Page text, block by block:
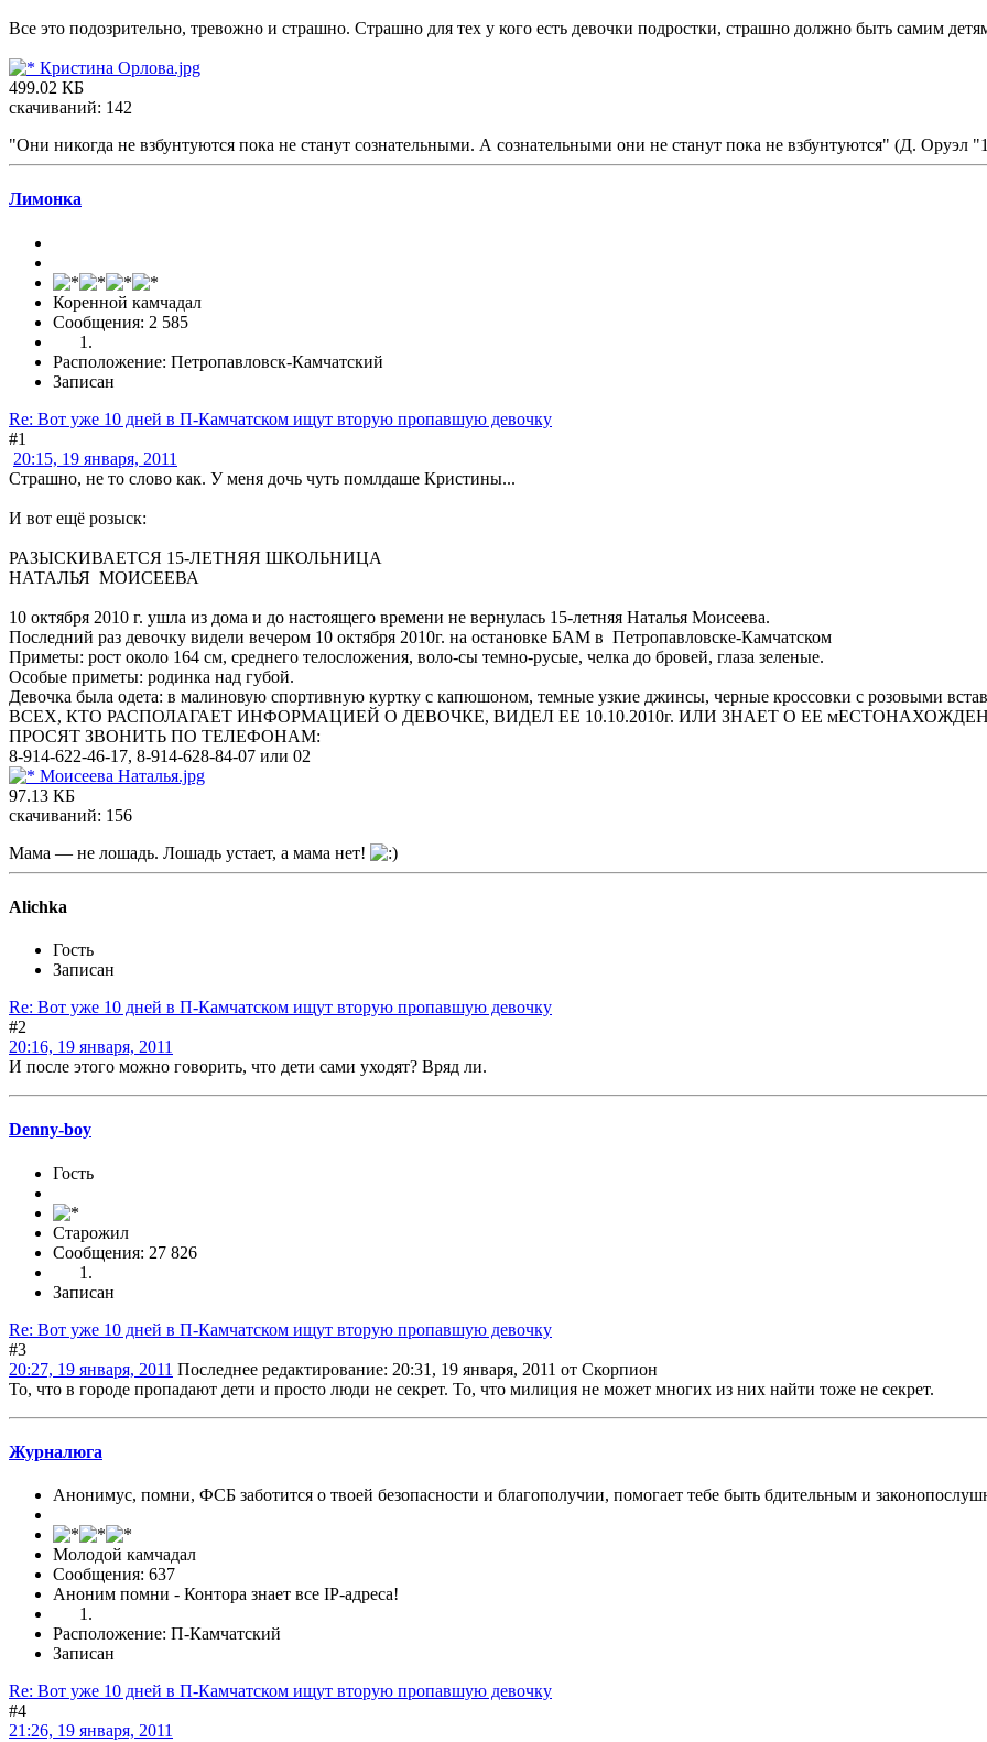
Все это подозрительно, тревожно и страшно. Страшно для тех у кого есть девочки подростки, страшно должно быть самим
Кристина Орлова.jpg
499.02 КБ
скачиваний: 142
"Они никогда не взбунтуются пока не станут сознательными. А сознательными они не станут пока не взбунтуются" (Д. Оруэл
Лимонка
Коренной камчадал
Сообщения: 2 585
Расположение: Петропавловск-Камчатский
Записан
Re: Вот уже 10 дней в П-Камчатском ищут вторую пропавшую девочку
#1
20:15, 19 января, 2011
Страшно, не то слово как. У меня дочь чуть помлдаше Кристины...
И вот ещё розыск:
РАЗЫСКИВАЕТСЯ 15-ЛЕТНЯЯ ШКОЛЬНИЦА
НАТАЛЬЯ МОИСЕЕВА
10 октября 2010 г. ушла из дома и до настоящего времени не вернулась 15-летняя Наталья Моисеева.
Последний раз девочку видели вечером 10 октября 2010г. на остановке БАМ в Петропавловске-Камчатском
Приметы: рост около 164 см, среднего телосложения, воло-сы темно-русые, челка до бровей, глаза зеленые.
Особые приметы: родинка над губой.
Девочка была одета: в малиновую спортивную куртку с капюшоном, темные узкие джинсы, черные кроссовки с розовыми
ВСЕХ, КТО РАСПОЛАГАЕТ ИНФОРМАЦИЕЙ О ДЕВОЧКЕ, ВИДЕЛ ЕЕ 10.10.2010г. ИЛИ ЗНАЕТ О ЕЕ
ПРОСЯТ ЗВОНИТЬ ПО ТЕЛЕФОНАМ:
8-914-622-46-17, 8-914-628-84-07 или 02
Моисеева Наталья.jpg
97.13 КБ
скачиваний: 156
Мама — не лошадь. Лошадь устает, а мама нет!
Alichka
Гость
Записан
Re: Вот уже 10 дней в П-Камчатском ищут вторую пропавшую девочку
#2
20:16, 19 января, 2011
И после этого можно говорить, что дети сами уходят? Вряд ли.
Denny-boy
Гость
Старожил
Сообщения: 27 826
Записан
Re: Вот уже 10 дней в П-Камчатском ищут вторую пропавшую девочку
#3
20:27, 19 января, 2011 Последнее редактирование: 20:31, 19 января, 2011 от Скорпион
То, что в городе пропадают дети и просто люди не секрет. То, что милиция не может многих из них найти тоже не секрет.
Журналюга
Анонимус, помни, ФСБ заботится о твоей безопасности и благополучии, помогает тебе быть бдительным и
Молодой камчадал
Сообщения: 637
Аноним помни - Контора знает все IP-адреса!
Расположение: П-Камчатский
Записан
Re: Вот уже 10 дней в П-Камчатском ищут вторую пропавшую девочку
#4
21:26, 19 января, 2011